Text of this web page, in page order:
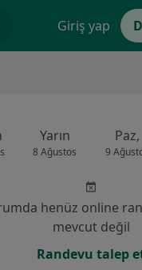
Giriş yap
Yarın
8 Ağustos
Paz,
9
henüz online
mevcut değil
Randevu talep